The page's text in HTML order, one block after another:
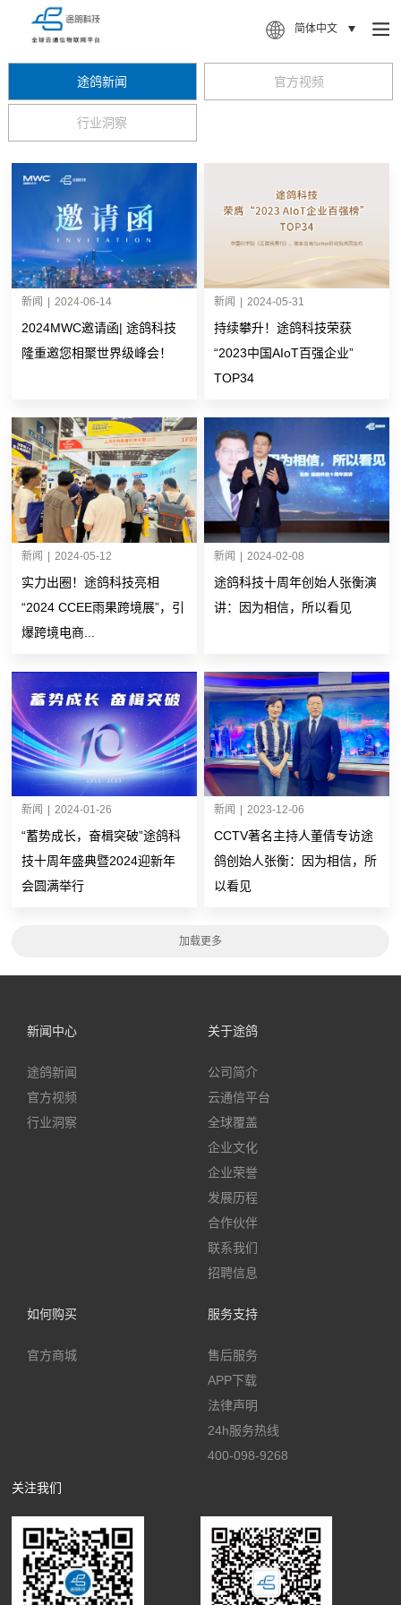
简体中文
途鸽新闻 官方视频
行业洞察
新闻 | 2024-06-14
2024MWC邀请函| 途鸽科技
隆重邀您相聚世界级峰会！
新闻 | 2024-05-31
持续攀升！途鸽科技荣获
“2023中国AIoT百强企业”
TOP34
新闻 | 2024-05-12
实力出圈！途鸽科技亮相
“2024 CCEE雨果跨境展”，引
爆跨境电商...
新闻 | 2024-02-08
途鸽科技十周年创始人张衡演
讲：因为相信，所以看见
新闻 2024-01-26
“蓄势成长，奋楫突破”途鸽科
技十周年盛典暨2024迎新年
会圆满举行
新闻 2023-12-06
CCTV著名主持人董倩专访途
鸽创始人张衡：因为相信，所
以看见
新闻中心
途鸽新闻
官方视频
行业洞察
关于途鸽
公司简介
云通信平台
全球覆盖
企业文化
企业荣誉
发展历程
合作伙伴
联系我们
招聘信息
如何购买
官方商城
服务支持
售后服务
APP下载
法律声明
24h服务热线
400-098-9268
关注我们